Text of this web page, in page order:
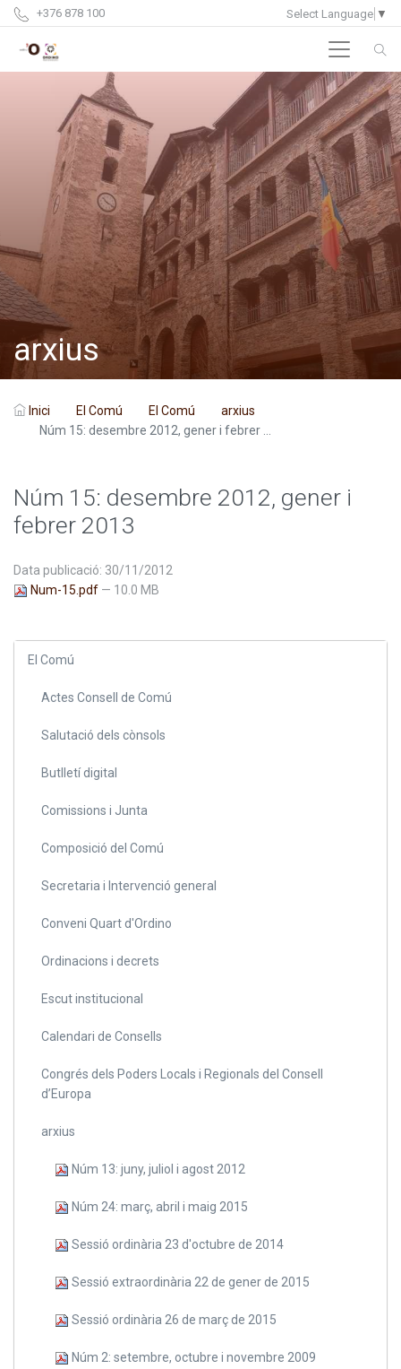
+376 878 100 Select Language ▼
arxius
Inici El Comú El Comú
arxius
Núm 15: desembre 2012, gener i febrer ...
El Comú
Actes Consell de Comú
Salutació dels cònsols
Butlletí digital
Comissions i Junta
Composició del Comú
Secretaria i Intervenció general
Conveni Quart d'Ordino
Ordinacions i decrets
Escut institucional
Calendari de Consells
Congrés dels Poders Locals i Regionals del Consell
d’Europa
arxius
Núm 13: juny, juliol i agost 2012
Núm 24: març, abril i maig 2015
Sessió ordinària 23 d'octubre de 2014
Sessió extraordinària 22 de gener de 2015
Sessió ordinària 26 de març de 2015
Núm 2: setembre, octubre i novembre 2009
Núm 15: desembre 2012, gener i
febrer 2013
Data publicació: 30/11/2012
Num-15.pdf — 10.0 MB